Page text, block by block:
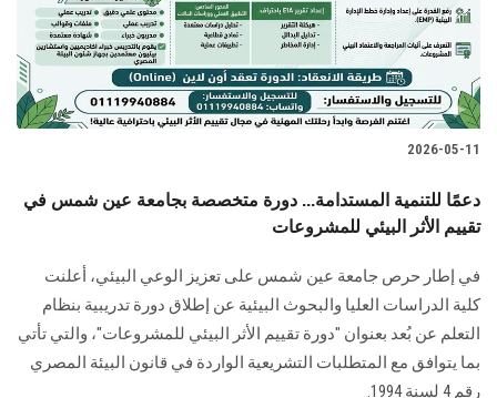
2026-05-11
دعمًا للتنمية المستدامة... دورة متخصصة بجامعة عين شمس في
تقييم الأثر البيئي للمشروعات
في إطار حرص جامعة عين شمس على تعزيز الوعي البيئي، أعلنت
كلية الدراسات العليا والبحوث البيئية عن إطلاق دورة تدريبية بنظام
التعلم عن بُعد بعنوان "دورة تقييم الأثر البيئي للمشروعات"، والتي تأتي
بما يتوافق مع المتطلبات التشريعية الواردة في قانون البيئة المصري
رقم 4 لسنة 1994.